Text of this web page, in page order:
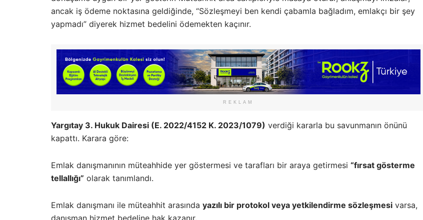
ancak iş ödeme noktasına geldiğinde, “Sözleşmeyi ben kendi çabamla bağladım, emlakçı bir şey
yapmadı” diyerek hizmet bedelini ödemekten kaçınır.
REKLAM
Yargıtay 3. Hukuk Dairesi (E. 2022/4152 K. 2023/1079) verdiği kararla bu savunmanın önünü
kapattı. Karara göre:
Emlak danışmanının müteahhide yer göstermesi ve tarafları bir araya getirmesi “fırsat gösterme
tellallığı” olarak tanımlandı.
Emlak danışmanı ile müteahhit arasında yazılı bir protokol veya yetkilendirme sözleşmesi varsa,
danışman hizmet bedeline hak kazanır.